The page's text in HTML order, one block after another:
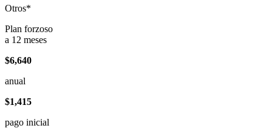
Otros*
Plan forzoso
a 12 meses
$6,640
anual
$1,415
pago inicial